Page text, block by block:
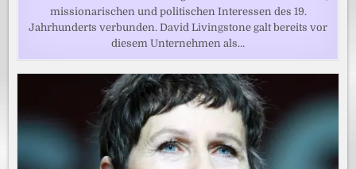
missionarischen und politischen Interessen des 19.
Jahrhunderts verbunden. David Livingstone galt bereits vor
diesem Unternehmen als…